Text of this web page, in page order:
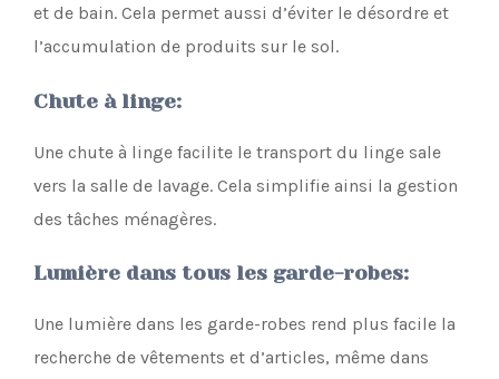
et de bain. Cela permet aussi d’éviter le désordre et
l’accumulation de produits sur le sol.
Chute à linge:
Une chute à linge facilite le transport du linge sale
vers la salle de lavage. Cela simplifie ainsi la gestion
des tâches ménagères.
Lumière dans tous les garde-robes:
Une lumière dans les garde-robes rend plus facile la
recherche de vêtements et d’articles, même dans